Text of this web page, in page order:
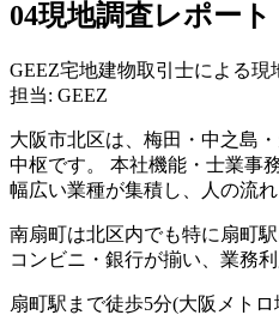
04現地調査レポート
GEEZ宅地建物取引士による現
担当: GEEZ
大阪市北区は、梅田・中之島
中枢です。 本社機能・士業事
幅広い業種が集積し、人の流
南扇町は北区内でも特に扇町
コンビニ・銀行が揃い、業務
扇町駅まで徒歩5分(大阪メト